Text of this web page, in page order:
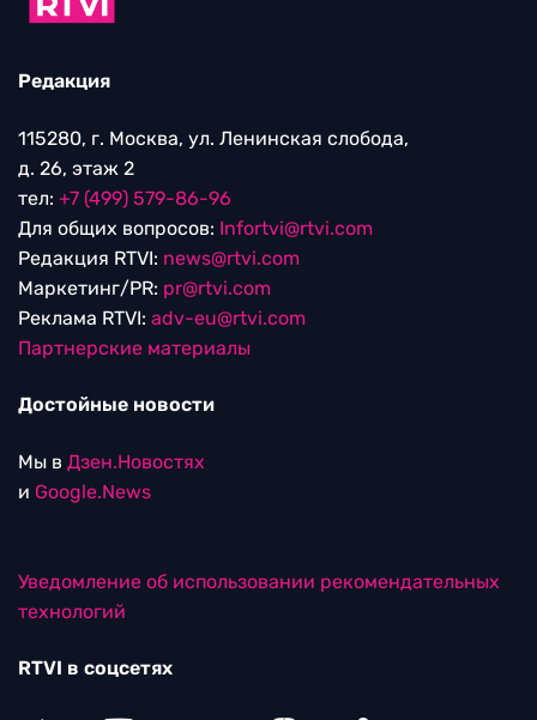
Редакция
115280, г. Москва, ул. Ленинская слобода,
д. 26, этаж 2
тел: +7 (499) 579-86-96
Для общих вопросов: Infortvi@rtvi.com
Редакция RTVI: news@rtvi.com
Маркетинг/PR: pr@rtvi.com
Реклама RTVI: adv-eu@rtvi.com
Партнерские материалы
Достойные новости
Мы в Дзен.Новостях
и Google.News
Уведомление об использовании рекомендательных
технологий
RTVI в соцсетях